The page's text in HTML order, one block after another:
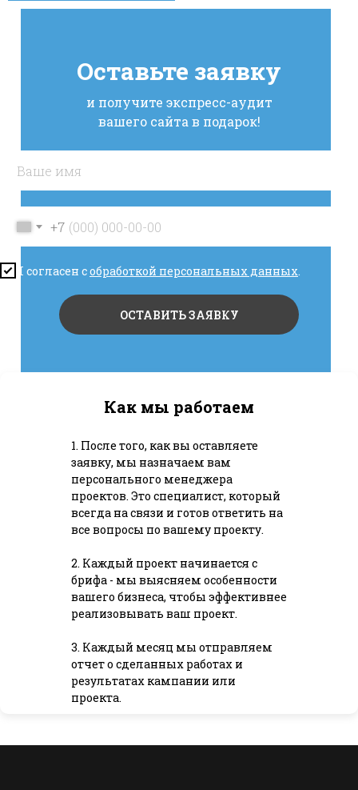
1. После того, как вы оставляете
заявку, мы назначаем вам
персонального менеджера
проектов. Это специалист, который
всегда на связи и готов ответить на
все вопросы по вашему проекту.
2. Каждый проект начинается с
брифа - мы выясняем особенности
вашего бизнеса, чтобы эффективнее
реализовывать ваш проект.
3. Каждый месяц мы отправляем
отчет о сделанных работах и
результатах кампании или
проекта.
Как мы работаем
Оставьте заявку
+7
Я согласен собработкой персональных данных.
ОСТАВИТЬ ЗАЯВКУ
и получите экспресс-аудит
вашего сайта в подарок!